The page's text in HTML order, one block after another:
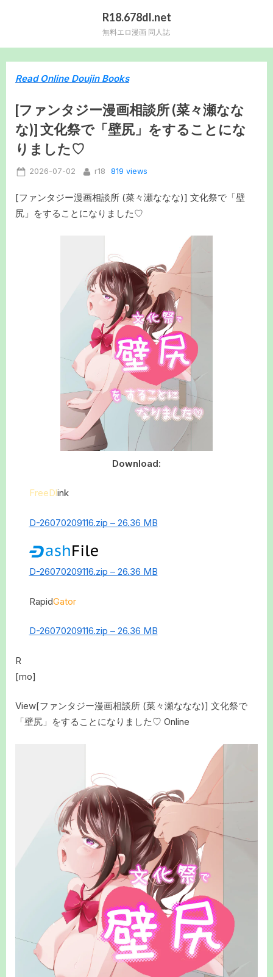
R18.678dl.net
無料エロ漫画 同人誌
Read Online Doujin Books
[ファンタジー漫画相談所 (菜々瀬なな
な)] 文化祭で「壁尻」をすることにな
りました♡
Posted
2026-07-02 By
r18 819 views
[ファンタジー漫画相談所 (菜々瀬ななな)] 文化祭で「壁
尻」をすることになりました♡
Download:
FreeDlink
D-26070209116.zip – 26.36 MB
D-26070209116.zip – 26.36 MB
RapidGator
D-26070209116.zip – 26.36 MB
R
[mo]
View[ファンタジー漫画相談所 (菜々瀬ななな)] 文化祭で
「壁尻」をすることになりました♡ Online